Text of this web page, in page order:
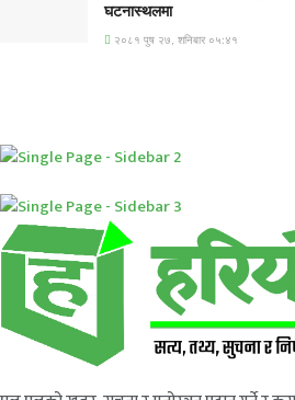
घटनास्थलमा
२०८१ पुष २७, शनिबार ०५:४१